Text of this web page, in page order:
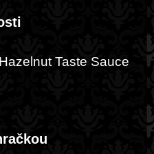
Taste Sauce